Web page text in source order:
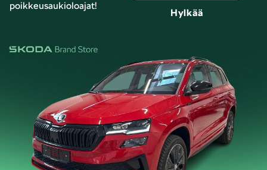
poikkeusaukioloajat!
Hylkää